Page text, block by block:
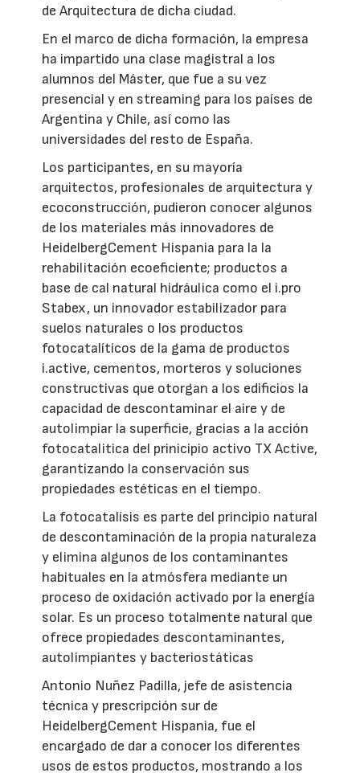
de Arquitectura de dicha ciudad.
En el marco de dicha formación, la empresa
ha impartido una clase magistral a los
alumnos del Máster, que fue a su vez
presencial y en streaming para los países de
Argentina y Chile, así como las
universidades del resto de España.
Los participantes, en su mayoría
arquitectos, profesionales de arquitectura y
ecoconstrucción, pudieron conocer algunos
de los materiales más innovadores de
HeidelbergCement Hispania para la la
rehabilitación ecoeficiente; productos a
base de cal natural hidráulica como el i.pro
Stabex, un innovador estabilizador para
suelos naturales o los productos
fotocatalíticos de la gama de productos
i.active, cementos, morteros y soluciones
constructivas que otorgan a los edificios la
capacidad de descontaminar el aire y de
autolimpiar la superficie, gracias a la acción
fotocatalitica del prinicipio activo TX Active,
garantizando la conservación sus
propiedades estéticas en el tiempo.
La fotocatalísis es parte del principio natural
de descontaminación de la propia naturaleza
y elimina algunos de los contaminantes
habituales en la atmósfera mediante un
proceso de oxidación activado por la energía
solar. Es un proceso totalmente natural que
ofrece propiedades descontaminantes,
autolimpiantes y bacteriostáticas
Antonio Nuñez Padilla, jefe de asistencia
técnica y prescripción sur de
HeidelbergCement Hispania, fue el
encargado de dar a conocer los diferentes
usos de estos productos, mostrando a los